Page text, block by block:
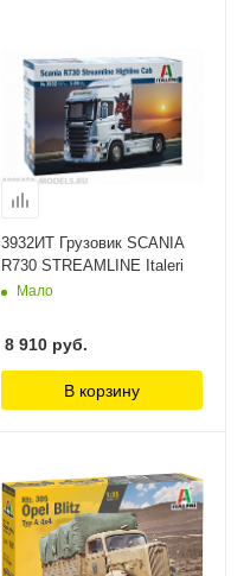
3932ИТ Грузовик SCANIA
R730 STREAMLINE Italeri
Мало
8 910 руб.
В корзину